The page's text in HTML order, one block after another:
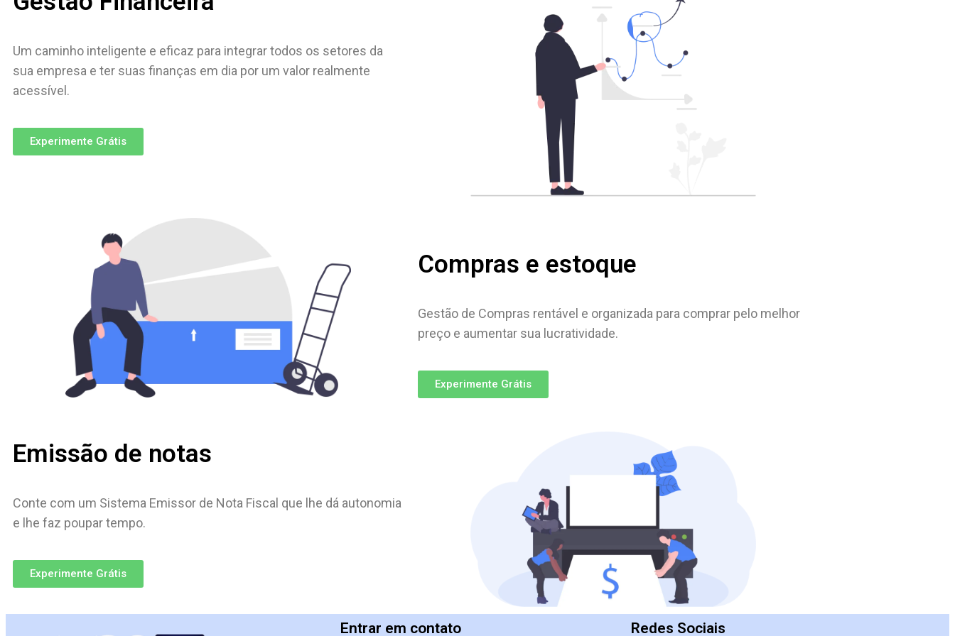
Um caminho inteligente e eficaz para integrar todos os setores da
sua empresa e ter suas finanças em dia por um valor realmente
acessível.
Experimente Grátis
Compras e estoque
Gestão de Compras rentável e organizada para comprar pelo melhor
preço e aumentar sua lucratividade.
Experimente Grátis
Emissão de notas
Conte com um Sistema Emissor de Nota Fiscal que lhe dá autonomia
e lhe faz poupar tempo.
Experimente Grátis
Entrar em contato Redes Sociais